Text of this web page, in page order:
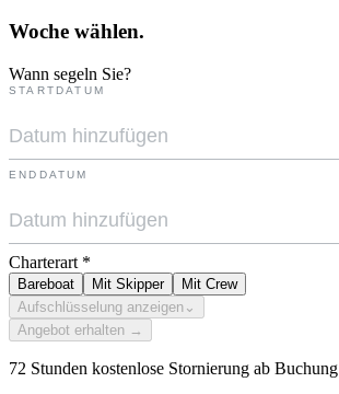
Woche wählen.
Wann segeln Sie?
STARTDATUM
ENDDATUM
Charterart *
Bareboat Mit Skipper
Mit Crew
Aufschlüsselung anzeigen ⌄
Angebot erhalten →
72 Stunden kostenlose Stornierung ab Buchung